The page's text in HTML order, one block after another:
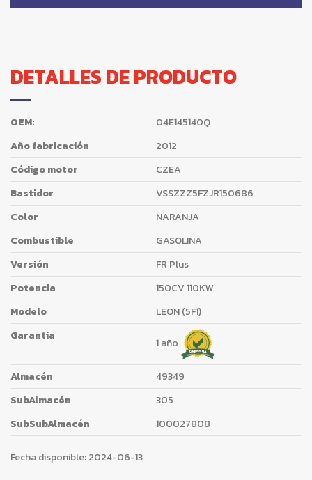
DETALLES DE PRODUCTO
OEM:
04E145140Q
Año fabricación
2012
Código motor
CZEA
Bastidor
VSSZZZ5FZJR150686
Color
NARANJA
Combustible
GASOLINA
Versión
FR Plus
Potencia
150CV 110KW
Modelo
LEON (5F1)
Garantia
1 año
Almacén
49349
SubAlmacén
305
SubSubAlmacén
100027808
Fecha disponible:2024-06-13